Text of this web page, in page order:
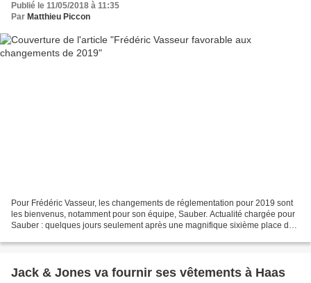
Publié le 11/05/2018 à 11:35
Par Matthieu Piccon
Pour Frédéric Vasseur, les changements de réglementation pour 2019 sont
les bienvenus, notamment pour son équipe, Sauber. Actualité chargée pour
Sauber : quelques jours seulement après une magnifique sixième place de
Jack & Jones va fournir ses vêtements à Haas